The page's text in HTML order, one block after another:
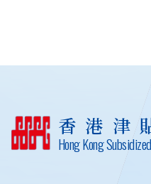
香港津
Hong Kong